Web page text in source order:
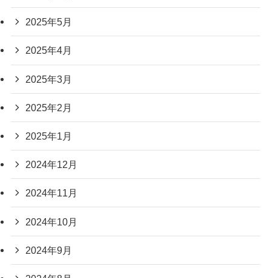
2025年5月
2025年4月
2025年3月
2025年2月
2025年1月
2024年12月
2024年11月
2024年10月
2024年9月